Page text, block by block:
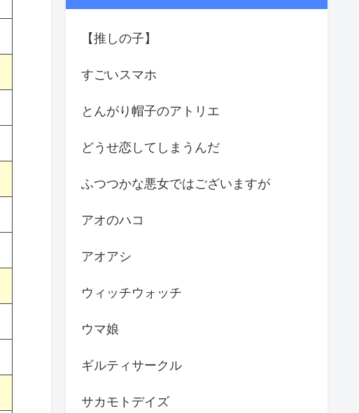
【推しの子】
すごいスマホ
とんがり帽子のアトリエ
どうせ恋してしまうんだ
ふつつかな悪女ではございますが
アオのハコ
アオアシ
ウィッチウォッチ
ウマ娘
ギルティサークル
サカモトデイズ